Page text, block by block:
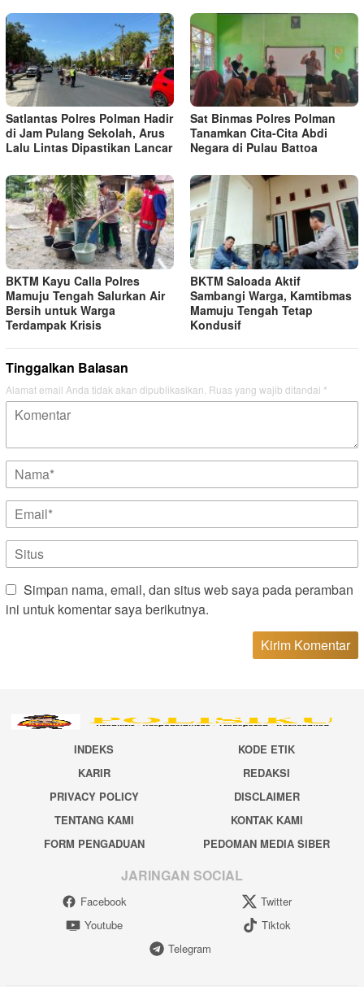
Satlantas Polres Polman Hadir
di Jam Pulang Sekolah, Arus
Lalu Lintas Dipastikan Lancar
Sat Binmas Polres Polman
Tanamkan Cita-Cita Abdi
Negara di Pulau Battoa
BKTM Kayu Calla Polres
Mamuju Tengah Salurkan Air
Bersih untuk Warga
Terdampak Krisis
BKTM Saloada Aktif
Sambangi Warga, Kamtibmas
Mamuju Tengah Tetap
Kondusif
Tinggalkan Balasan
Alamat email Anda tidak akan dipublikasikan. Ruas yang wajib ditandai *
Simpan nama, email, dan situs web saya pada peramban
ini untuk komentar saya berikutnya.
INDEKS
KODE ETIK
KARIR
REDAKSI
PRIVACY POLICY
DISCLAIMER
TENTANG KAMI
KONTAK KAMI
FORM PENGADUAN
PEDOMAN MEDIA SIBER
JARINGAN SOCIAL
Facebook
Twitter
Youtube
Tiktok
Telegram